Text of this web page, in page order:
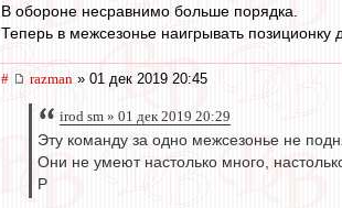
В обороне несравнимо больше порядка.
Теперь в межсезонье наигрывать
# razman » 01 дек 2019 20:45
irod sm » 01 дек 2019 20:29
Эту команду за одно межсезонье не
Они не умеют настолько много,
Р